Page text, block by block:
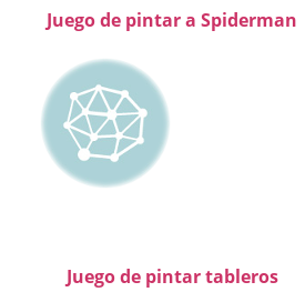
Juego de pintar a Spiderman
Juego de pintar tableros